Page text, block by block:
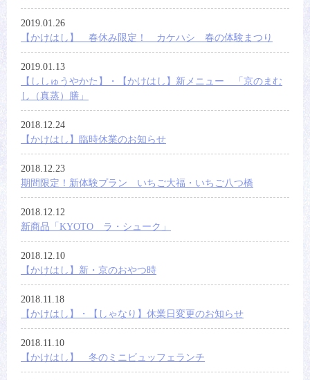
2019.01.26
【かけはし】 春休み限定！ カケハシ 春の体験まつり
2019.01.13
【ししゅうやかた】・【かけはし】新メニュー 「京のまむ
し（真蒸）膳」
2018.12.24
【かけはし】臨時休業のお知らせ
2018.12.23
期間限定！新体験プラン いちご大福・いちご八つ橋
2018.12.12
新商品「KYOTO ラ・シューク」
2018.12.10
【かけはし】新・京のおやつ時
2018.11.18
【かけはし】・【しゃなり】休業日変更のお知らせ
2018.11.10
【かけはし】 冬のミニビュッフェランチ